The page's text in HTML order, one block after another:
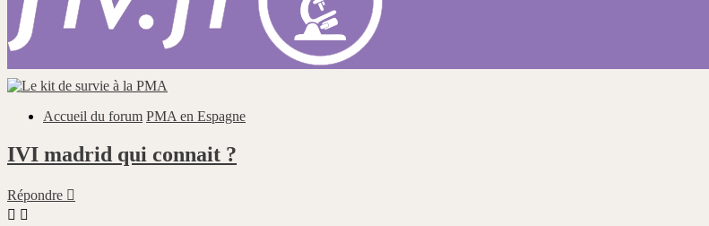
Accueil du forum PMA en Espagne
IVI madrid qui connait ?
Répondre